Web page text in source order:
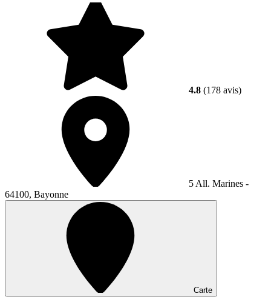
4.8 (178 avis)
5 All. Marines -
64100, Bayonne
Carte